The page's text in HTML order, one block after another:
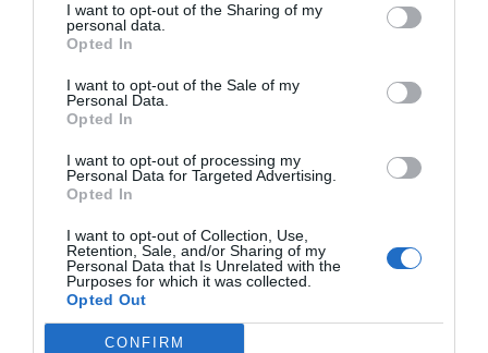
I want to opt-out of the Sharing of my
personal data.
Opted In
I want to opt-out of the Sale of my
Personal Data.
Opted In
I want to opt-out of processing my
Personal Data for Targeted Advertising.
Opted In
I want to opt-out of Collection, Use,
Retention, Sale, and/or Sharing of my
Personal Data that Is Unrelated with the
Purposes for which it was collected.
Opted Out
CONFIRM
Índex2P
Manchester United
Premier League
Compartir